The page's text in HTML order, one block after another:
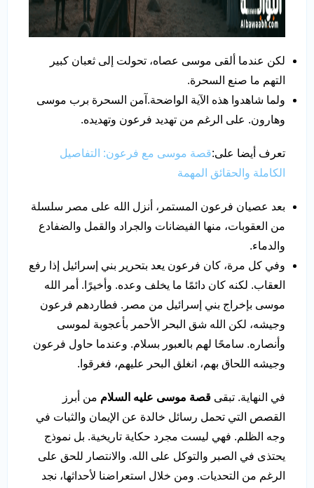
لكن عندما ألقى موسى عصاه، تحولت إلى ثعبان كبير
التهم ما صنع السحرة.
ولما شاهدوا هذه الآية الواضحة.آمن السحرة برب موسى
وهارون. على الرغم من تهديد فرعون وتهديده.
تعرف أيضا على:قصة موسى مع فرعون: التفاصيل
الكاملة والحقائق المهمة
بعد عصيان فرعون المستمر، أنزل الله على مصر سلسلة
من العقوبات، منها الفيضانات والجراد والقمل والضفادع
والدماء.
وفي كل مرة، كان فرعون يعد بتحرير بني إسرائيل إذا رفع
العقاب. لكنه كان دائمًا ما يخلف وعده. وأخيرًا. أمر الله
موسى بإخراج بني إسرائيل من مصر. فطاردهم فرعون
وجيشه، لكن الله شق البحر الأحمر بأعجوبة لموسى
وأنصاره. سامحًا لهم بالعبور بسلام. وعندما حاول فرعون
وجيشه اللحاق بهم، انغلق البحر عليهم، فغرقوا.
في النهاية. تبقى قصة موسى عليه السلام من أبرز
القصص التي تحمل رسائل خالدة عن الإيمان والثبات في
وجه الظلم. فهي ليست مجرد حكاية تاريخية. بل نموذج
يحتذى في الصبر والتوكل على الله. والانتصار للحق على
الرغم من التحديات. ومن خلال استعراضنا لأحداثها، نجد